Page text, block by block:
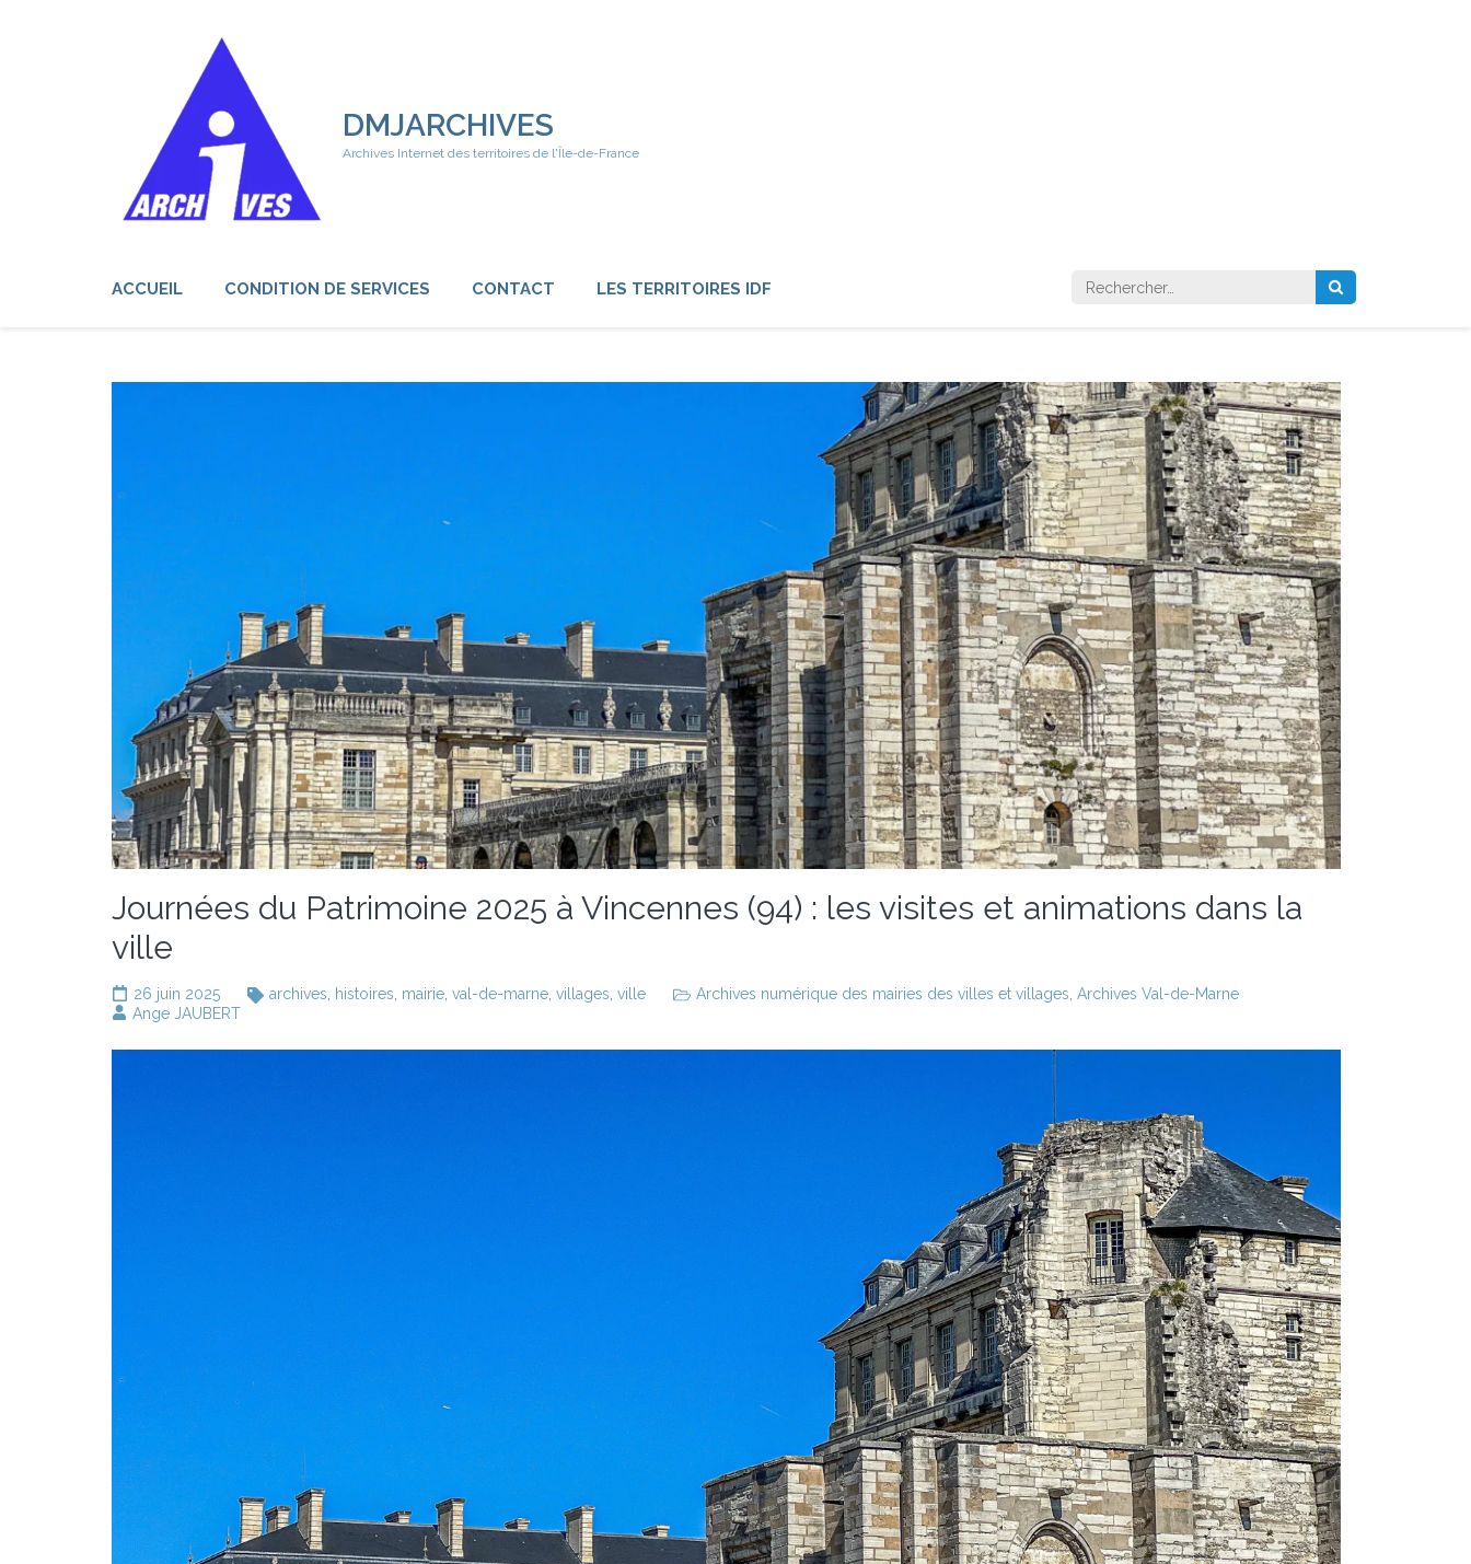
DMJARCHIVES
Archives Internet des territoires de l'Île-de-France
ACCUEIL CONDITION DE SERVICES CONTACT LES TERRITOIRES IDF Rechercher :
Journées du Patrimoine 2025 à Vincennes (94) : les visites et animations dans la
ville
26 juin 2025 archives, histoires, mairie, val-de-marne, villages, ville Archives numérique des mairies des villes et villages, Archives Val-de-Marne
Ange JAUBERT